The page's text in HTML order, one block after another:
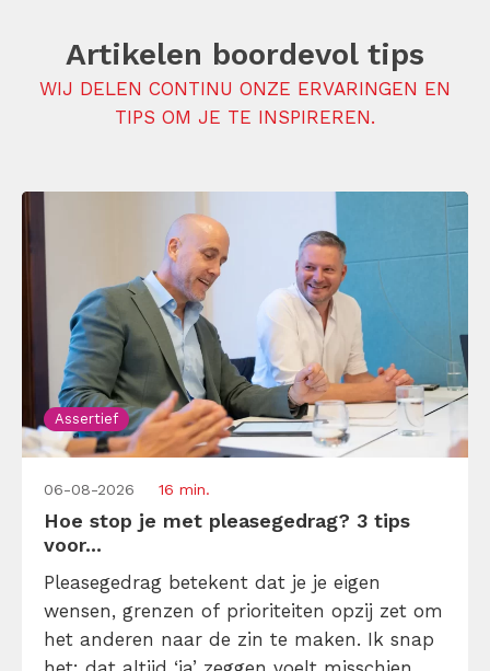
Artikelen boordevol tips
WIJ DELEN CONTINU ONZE ERVARINGEN EN
TIPS OM JE TE INSPIREREN.
Assertief
06-08-2026 16 min.
Hoe stop je met pleasegedrag? 3 tips
voor...
Pleasegedrag betekent dat je je eigen
wensen, grenzen of prioriteiten opzij zet om
het anderen naar de zin te maken. Ik snap